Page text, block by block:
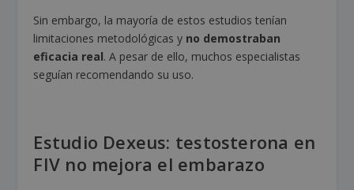
Sin embargo, la mayoría de estos estudios tenían
limitaciones metodológicas y no demostraban
eficacia real. A pesar de ello, muchos especialistas
seguían recomendando su uso.
Estudio Dexeus: testosterona en
FIV no mejora el embarazo